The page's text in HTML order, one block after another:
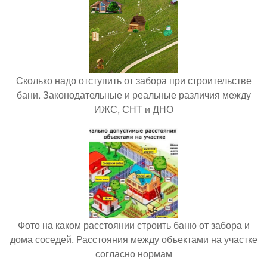
Сколько надо отступить от забора при строительстве
бани. Законодательные и реальные различия между
ИЖС, СНТ и ДНО
Фото на каком расстоянии строить баню от забора и
дома соседей. Расстояния между объектами на участке
согласно нормам